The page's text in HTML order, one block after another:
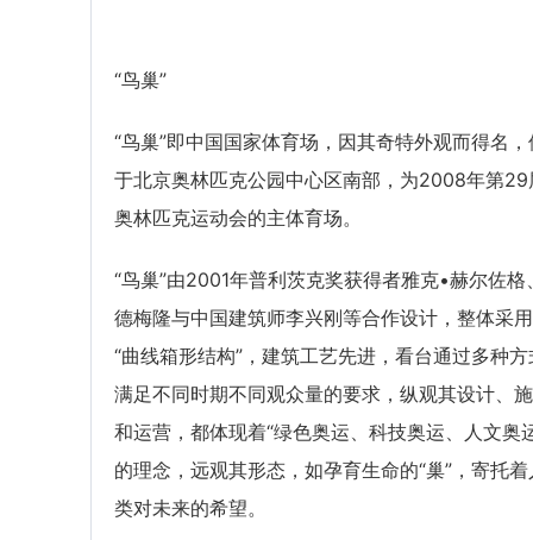
“鸟巢”
“鸟巢”即中国国家体育场，因其奇特外观而得名，
于北京奥林匹克公园中心区南部，为2008年第29
奥林匹克运动会的主体育场。
“鸟巢”由2001年普利茨克奖获得者雅克•赫尔佐格
德梅隆与中国建筑师李兴刚等合作设计，整体采用
“曲线箱形结构”，建筑工艺先进，看台通过多种方
满足不同时期不同观众量的要求，纵观其设计、
和运营，都体现着“绿色奥运、科技奥运、人文奥
的理念，远观其形态，如孕育生命的“巢”，寄托着
类对未来的希望。